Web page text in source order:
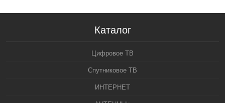
Каталог
Цифровое ТВ
Спутниковое ТВ
ИНТЕРНЕТ